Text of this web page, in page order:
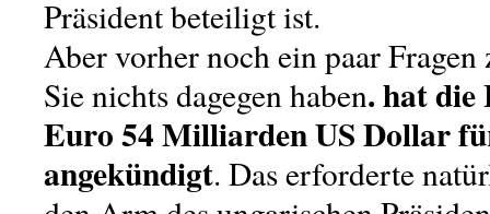
Präsident beteiligt ist.
Aber vorher noch ein paar
Sie nichts dagegen haben. hat
Euro 54 Milliarden US Dollar
angekündigt. Das erforderte